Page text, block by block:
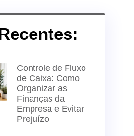
Controle de Fluxo
de Caixa: Como
Organizar as
Finanças da
Empresa e Evitar
Prejuízo